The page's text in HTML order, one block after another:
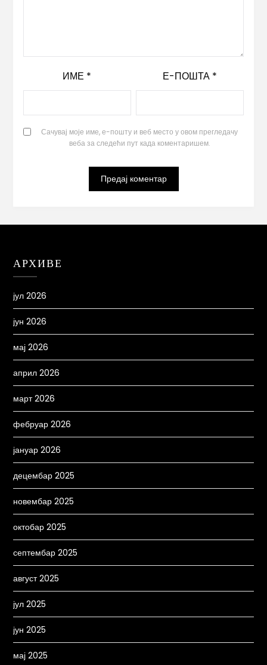
ИМЕ * Е-ПОШТА *
Сачувај моје име, е-пошту и веб место у овом прегледачу
веба за следећи пут када коментаришем.
АРХИВЕ
јул 2026
јун 2026
мај 2026
април 2026
март 2026
фебруар 2026
јануар 2026
децембар 2025
новембар 2025
октобар 2025
септембар 2025
август 2025
јул 2025
јун 2025
мај 2025